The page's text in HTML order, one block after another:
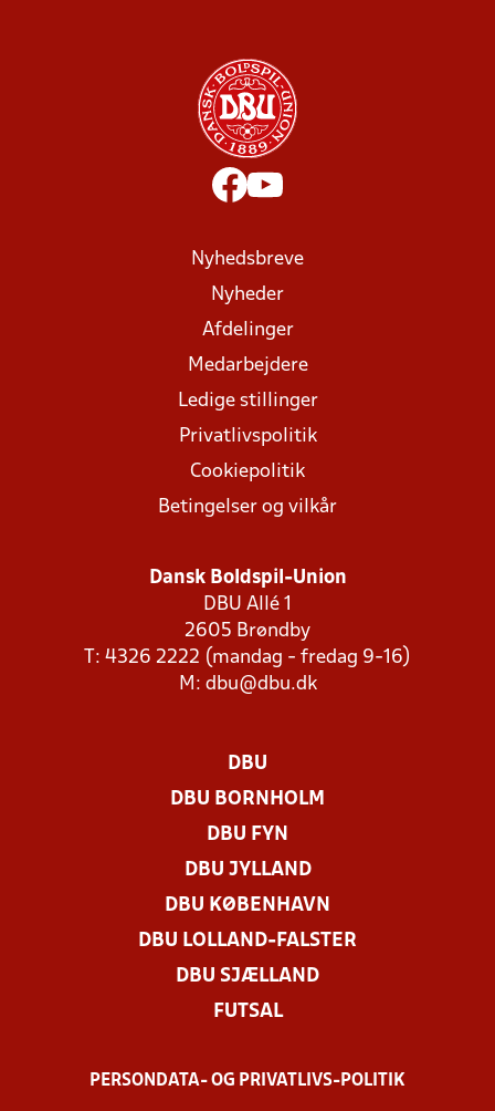
Nyhedsbreve
Nyheder
Afdelinger
Medarbejdere
Ledige stillinger
Privatlivspolitik
Cookiepolitik
Betingelser og vilkår
Dansk Boldspil-Union
DBU Allé 1
2605 Brøndby
T: 4326 2222 (mandag - fredag 9-16)
M: dbu@dbu.dk
DBU
DBU BORNHOLM
DBU FYN
DBU JYLLAND
DBU KØBENHAVN
DBU LOLLAND-FALSTER
DBU SJÆLLAND
FUTSAL
PERSONDATA- OG PRIVATLIVS-POLITIK